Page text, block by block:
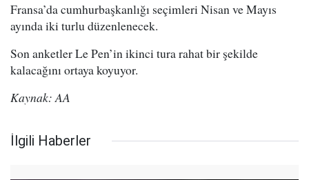
Fransa’da cumhurbaşkanlığı seçimleri Nisan ve Mayıs
ayında iki turlu düzenlenecek.
Son anketler Le Pen’in ikinci tura rahat bir şekilde
kalacağını ortaya koyuyor.
Kaynak: AA
İlgili Haberler